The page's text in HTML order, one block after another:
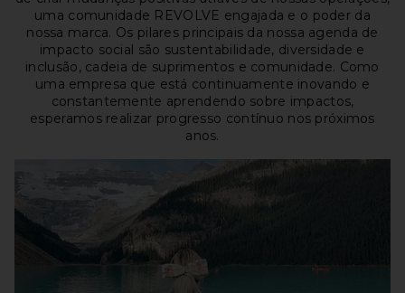
para tomar decisões com foco nos dados e no cliente..
Nossa abordagem facilita novidades constantes, com
mais de 1.900 novos estilos lançados por semana, em
média, em 2024. Ilustrando a eficácia do nosso
merchandising baseado em dados, em 2024,
aproximadamente 82% das nossas vendas líquidas foram
a preço integral, o que acreditamos ser
consideravelmente superior aos padrões do setor..
Definimos vendas líquidas a preço integral como vendas
com um preço não inferior a 95% do preço de varejo
Nossas marcas poderosas e estratégia de marketing
inovadora conectam-se com a crescente demografia de
clientes da próxima geração. Construímos uma grande
comunidade de influenciadores e parceiros de marca,
uma comunidade REVOLVE engajada e o poder da
nossa marca. Os pilares principais da nossa agenda de
impacto social são sustentabilidade, diversidade e
inclusão, cadeia de suprimentos e comunidade. Como
uma empresa que está continuamente inovando e
constantemente aprendendo sobre impactos,
esperamos realizar progresso contínuo nos próximos
anos.